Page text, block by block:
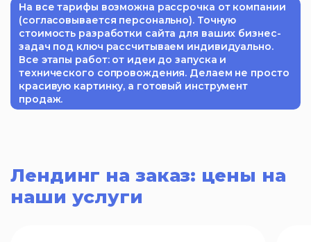
На все тарифы возможна рассрочка от компании
(согласовывается персонально). Точную
стоимость разработки сайта для ваших бизнес-
задач под ключ рассчитываем индивидуально.
Все этапы работ: от идеи до запуска и
технического сопровождения. Делаем не просто
красивую картинку, а готовый инструмент
продаж.
Лендинг на заказ: цены на
наши услуги